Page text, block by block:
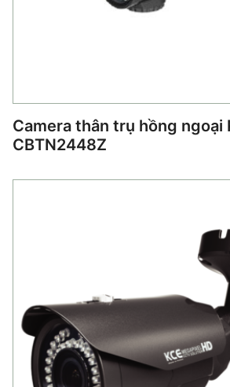
Camera thân trụ hồng ngoại
CBTN2448Z